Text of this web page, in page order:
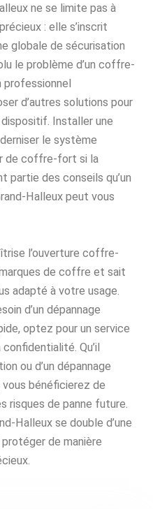
ne se limite pas à
: elle s’inscrit
globale de sécurisation
le problème d’un coffre-
professionnel
d’autres solutions pour
Installer une
le système
de coffre-fort si la
des conseils qu’un
Halleux peut vous
l’ouverture coffre-
de coffre et sait
adapté à votre usage.
d’un dépannage
optez pour un service
Qu’il
ou d’un dépannage
bénéficierez de
risques de panne future.
Halleux se double d’une
de manière